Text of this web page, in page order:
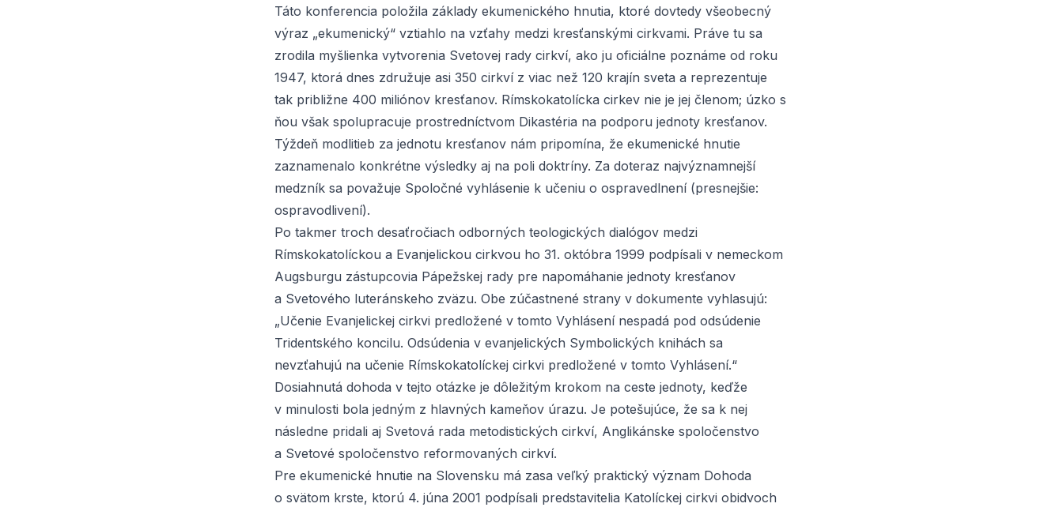
Táto konferencia položila základy ekumenického hnutia, ktoré dovtedy všeobecný
výraz „ekumenický“ vztiahlo na vzťahy medzi kresťanskými cirkvami. Práve tu sa
zrodila myšlienka vytvorenia Svetovej rady cirkví, ako ju oficiálne poznáme od roku
1947, ktorá dnes združuje asi 350 cirkví z viac než 120 krajín sveta a reprezentuje
tak približne 400 miliónov kresťanov. Rímskokatolícka cirkev nie je jej členom; úzko s
ňou však spolupracuje prostredníctvom Dikastéria na podporu jednoty kresťanov.
Týždeň modlitieb za jednotu kresťanov nám pripomína, že ekumenické hnutie
zaznamenalo konkrétne výsledky aj na poli doktríny. Za doteraz najvýznamnejší
medzník sa považuje Spoločné vyhlásenie k učeniu o ospravedlnení (presnejšie:
ospravodlivení).
Po takmer troch desaťročiach odborných teologických dialógov medzi
Rímskokatolíckou a Evanjelickou cirkvou ho 31. októbra 1999 podpísali v nemeckom
Augsburgu zástupcovia Pápežskej rady pre napomáhanie jednoty kresťanov
a Svetového luteránskeho zväzu. Obe zúčastnené strany v dokumente vyhlasujú:
„Učenie Evanjelickej cirkvi predložené v tomto Vyhlásení nespadá pod odsúdenie
Tridentského koncilu. Odsúdenia v evanjelických Symbolických knihách sa
nevzťahujú na učenie Rímskokatolíckej cirkvi predložené v tomto Vyhlásení.“
Dosiahnutá dohoda v tejto otázke je dôležitým krokom na ceste jednoty, keďže
v minulosti bola jedným z hlavných kameňov úrazu. Je potešujúce, že sa k nej
následne pridali aj Svetová rada metodistických cirkví, Anglikánske spoločenstvo
a Svetové spoločenstvo reformovaných cirkví.
Pre ekumenické hnutie na Slovensku má zasa veľký praktický význam Dohoda
o svätom krste, ktorú 4. júna 2001 podpísali predstavitelia Katolíckej cirkvi obidvoch